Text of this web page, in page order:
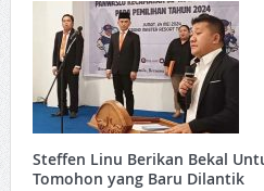
Steffen Linu Berikan Bekal
Tomohon yang Baru Dilantik